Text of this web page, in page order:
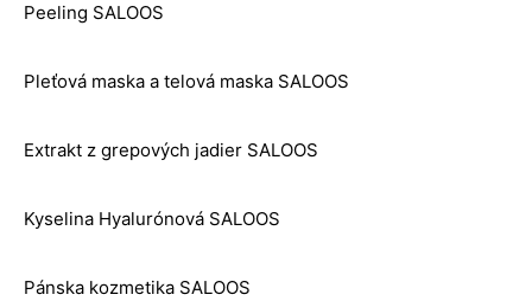
Peeling SALOOS
Pleťová maska a telová maska SALOOS
Extrakt z grepových jadier SALOOS
Kyselina Hyalurónová SALOOS
Pánska kozmetika SALOOS